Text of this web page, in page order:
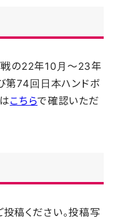
の22年10月～23年
第74回日本ハンドボ
こちらで確認いただ
稿ください。投稿写